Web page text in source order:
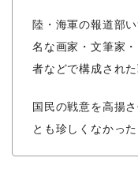
陸・海軍の報道部
名な画家・文筆家
者などで構成され
国民の戦意を高揚
とも珍しくなかった